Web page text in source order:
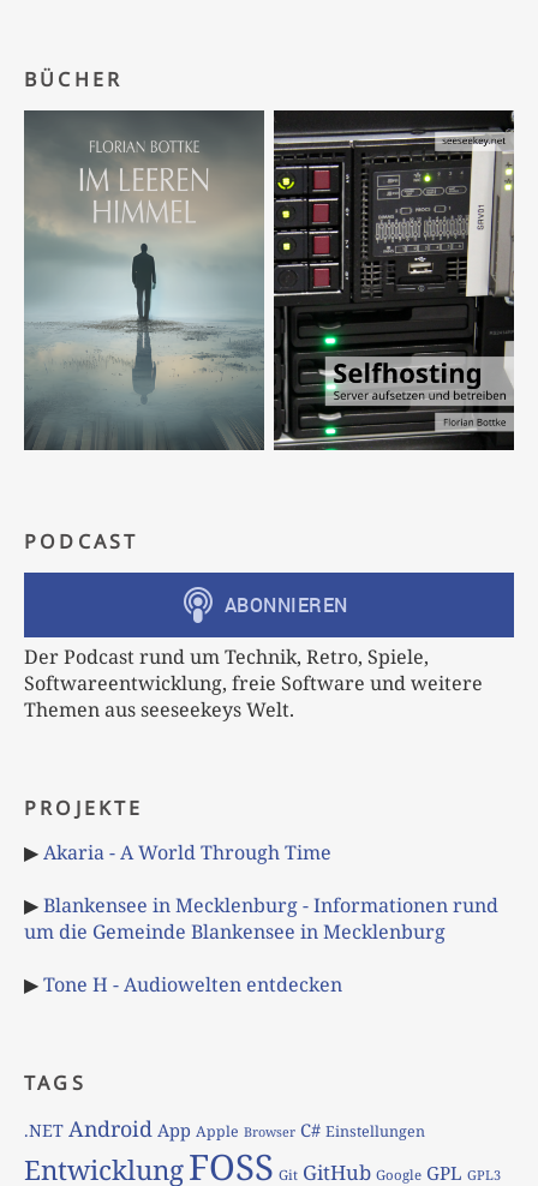
BÜCHER
PODCAST
Der Podcast rund um Technik, Retro, Spiele,
Softwareentwicklung, freie Software und weitere
Themen aus seeseekeys Welt.
PROJEKTE
▶Akaria - A World Through Time
▶Blankensee in Mecklenburg - Informationen rund
um die Gemeinde Blankensee in Mecklenburg
▶Tone H - Audiowelten entdecken
TAGS
.NET Android App Apple Browser C# Einstellungen
EntwicklungFOSS Git GitHub Google GPL GPL3